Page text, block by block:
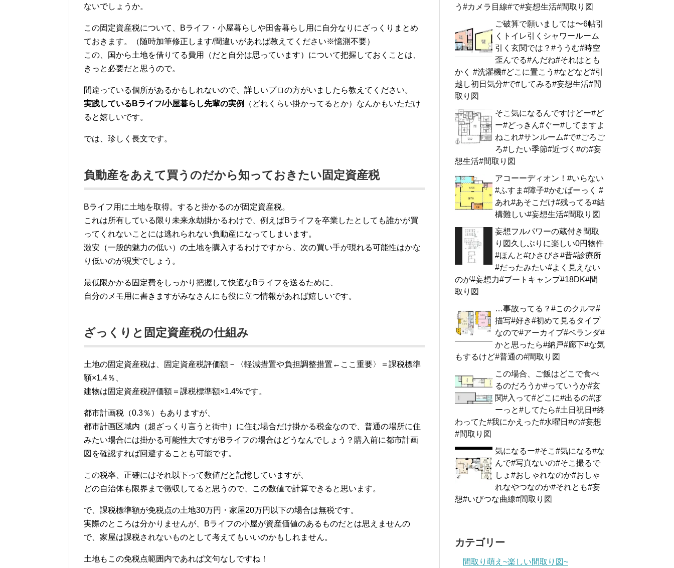
ないでしょうか。
この固定資産税について、Bライフ・小屋暮らしや田舎暮らし用に自分なりにざっくりまとめ
ておきます。（随時加筆修正します/間違いがあれば教えてください※憶測不要）
この、国から土地を借りてる費用（だと自分は思っています）について把握しておくことは、
きっと必要だと思うので。
間違っている個所があるかもしれないので、詳しいプロの方がいましたら教えてください。
実践しているBライフ/小屋暮らし先輩の実例
（どれくらい掛かってるとか）なんかもいただけ
ると嬉しいです。
では、珍しく長文です。
負動産をあえて買うのだから知っておきたい固定資産税
Bライフ用に土地を取得。すると掛かるのが固定資産税。
これは所有している限り未来永劫掛かるわけで、例えばBライフを卒業したとしても誰かが買
ってくれないことには逃れられない負動産になってしまいます。
激安（一般的魅力の低い）の土地を購入するわけですから、次の買い手が現れる可能性はかな
り低いのが現実でしょう。
最低限かかる固定費をしっかり把握して快適なBライフを送るために、
自分のメモ用に書きますがみなさんにも役に立つ情報があれば嬉しいです。
ざっくりと固定資産税の仕組み
土地の固定資産税は、固定資産税評価額－〈軽減措置や負担調整措置←ここ重要〉＝課税標準
額×1.4％、
建物は固定資産税評価額＝課税標準額×1.4%です。
都市計画税（0.3％）もありますが、
都市計画区域内（超ざっくり言うと街中）に住む場合だけ掛かる税金なので、普通の場所に住
みたい場合には掛かる可能性大ですがBライフの場合はどうなんでしょう？購入前に都市計画
図を確認すれば回避することも可能です。
この税率、正確にはそれ以下って数値だと記憶していますが、
どの自治体も限界まで徴収してると思うので、この数値で計算できると思います。
で、課税標準額が免税点の土地30万円・家屋20万円以下の場合は無税です。
実際のところは分かりませんが、Bライフの小屋が資産価値のあるものだとは思えませんの
で、家屋は課税されないものとして考えてもいいのかもしれません。
土地もこの免税点範囲内であれば文句なしですね！
う#カメラ目線#で#妄想生活#間取り図
ご破算で願いましては〜6帖引
くトイレ引くシャワールーム
引く玄関では？#ううむ#時空
歪んでる#んだね#それはとも
かく #洗濯機#どこに置こう#などなど#引
越し初日気分#で#してみる#妄想生活#間
取り図
そこ気になるんですけどー#ど
ー#どっきん#ぐー#してますよ
ねこれ#サンルーム#で#ごろご
ろ#したい季節#近づく#の#妄
想生活#間取り図
アコーーディオン！#いらない
#ふすま#障子#かむばーっく #
あれ#あそこだけ#残ってる#結
構難しい#妄想生活#間取り図
妄想フルパワーの蔵付き間取
り図久しぶりに楽しい0円物件
#ほんと#ひさびさ#昔#診療所
#だったみたい#よく見えない
のが#妄想力#ブートキャンプ#18DK#間
取り図
…事故ってる？#このクルマ#
描写#好き#初めて見るタイプ
なので#アーカイブ#ベランダ#
かと思ったら#納戸#廊下#な気
もするけど#普通の#間取り図
この場合、ご飯はどこで食べ
るのだろうか#っていうか#玄
関#入って#どこに#出るの#ぼ
ーっと#してたら#土日祝日#終
わってた#我にかえった#水曜日#の#妄想
#間取り図
気になるー#そこ#気になる#な
んで#写真ないの#そこ撮るで
しょ#おしゃれなのか#おしゃ
れなやつなのか#それとも#妄
想#いびつな曲線#間取り図
カテゴリー
間取り萌え~楽しい間取り図~